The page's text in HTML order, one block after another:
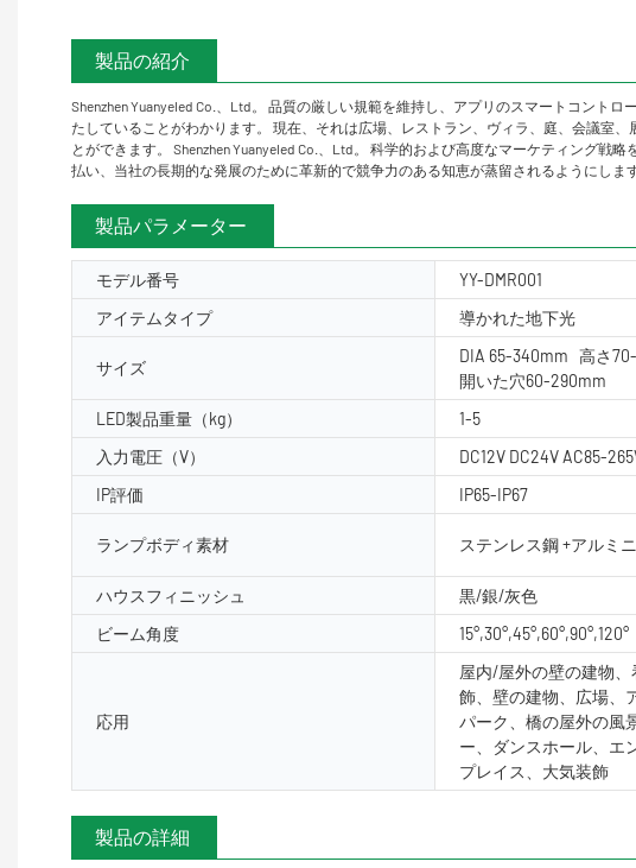
製品の紹介
Shenzhen Yuanyeled Co.、Ltd。 品質の厳しい規範を維持し、アプリのスマートコント
たしていることがわかります。 現在、それは広場、レストラン、ヴィラ、庭、会議室
とができます。 Shenzhen Yuanyeled Co.、Ltd。 科学的および高度なマーケティング
払い、当社の長期的な発展のために革新的で競争力のある知恵が蒸留されるようにします
製品パラメーター
モデル番号 YY-DMR001
アイテムタイプ
導かれた地下光
サイズ
DIA 65-340mm 高さ
開いた穴60-290mm
LED製品重量（kg） 1-5
入力電圧（V）
DC12V DC24V AC85-
IP評価
IP65-IP67
ランプボディ素材 ステンレス鋼 +アルミ
ハウスフィニッシュ
黒/銀/灰色
ビーム角度
15°,30°,45°,60°,90°,120°
応用
屋内/屋外の壁の建物
飾、壁の建物、広場、
パーク、橋の屋外の風
ー、ダンスホール、エ
プレイス、大気装飾
製品の詳細